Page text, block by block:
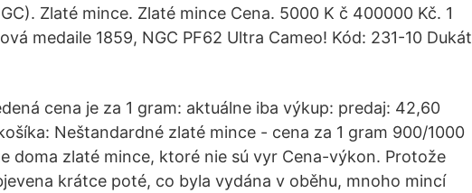
Zlaté mince. Zlaté mince Cena. 5000 K č 400000 Kč. 1
medaile 1859, NGC PF62 Ultra Cameo! Kód: 231-10 Dukát
cena je za 1 gram: aktuálne iba výkup: predaj: 42,60
Neštandardné zlaté mince - cena za 1 gram 900/1000
doma zlaté mince, ktoré nie sú vyr Cena-výkon. Protože
krátce poté, co byla vydána v oběhu, mnoho mincí